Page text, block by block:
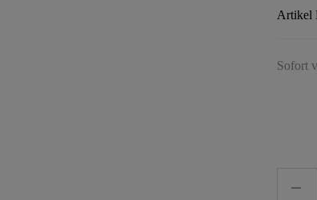
Artikel
Sofort